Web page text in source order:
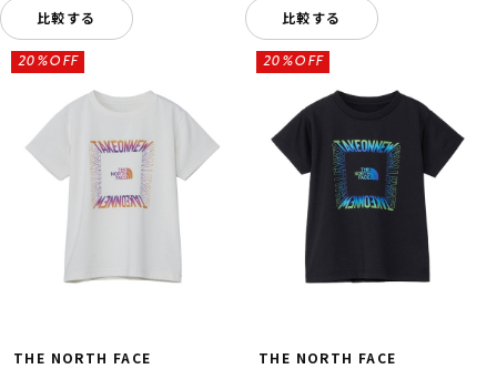
比較する 比較する
THE NORTH FACE
20%OFF
THE NORTH FACE
20%OFF